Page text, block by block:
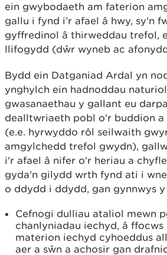
ein gwybodaeth am faterion
gallu i fynd i’r afael â hwy, sy'n
gyffredinol â thirweddau trefol,
llifogydd (dŵr wyneb ac
Bydd ein Datganiad Ardal yn
ynghylch ein hadnoddau
gwasanaethau y gallant eu
dealltwriaeth pobl o'r buddion a
(e.e. hyrwyddo rôl seilwaith
amgylchedd trefol gwydn),
i'r afael â nifer o'r heriau a
gyda'n gilydd wrth fynd ati i
o ddydd i ddydd, gan gynnwys
Cefnogi dulliau ataliol mewn
chanlyniadau iechyd, â
materion iechyd cyhoeddus
aer a sŵn a achosir gan